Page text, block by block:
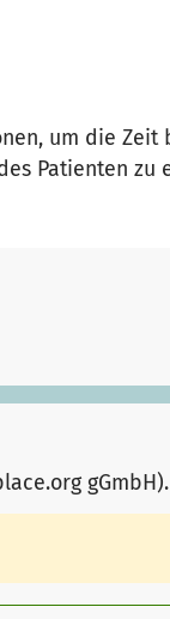
um die Zeit
Patienten zu
gGmbH).